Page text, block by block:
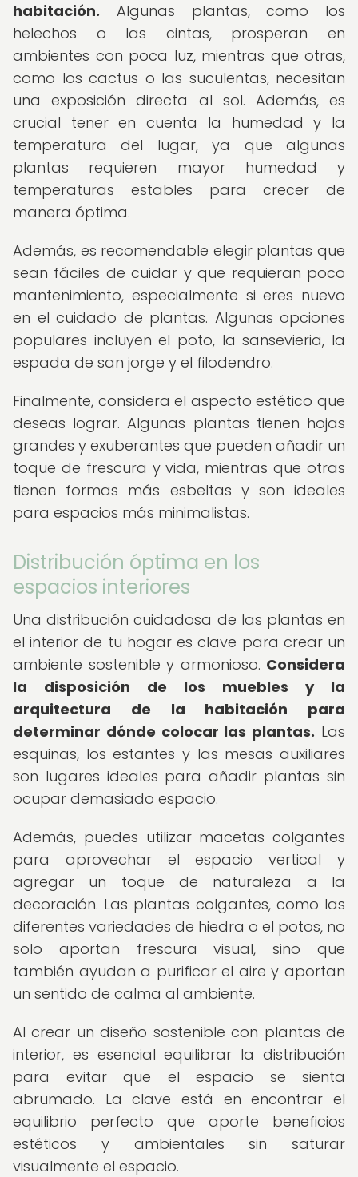
habitación. Algunas plantas, como los
helechos o las cintas, prosperan en
ambientes con poca luz, mientras que otras,
como los cactus o las suculentas, necesitan
una exposición directa al sol. Además, es
crucial tener en cuenta la humedad y la
temperatura del lugar, ya que algunas
plantas requieren mayor humedad y
temperaturas estables para crecer de
manera óptima.
Además, es recomendable elegir plantas que
sean fáciles de cuidar y que requieran poco
mantenimiento, especialmente si eres nuevo
en el cuidado de plantas. Algunas opciones
populares incluyen el poto, la sansevieria, la
espada de san jorge y el filodendro.
Finalmente, considera el aspecto estético que
deseas lograr. Algunas plantas tienen hojas
grandes y exuberantes que pueden añadir un
toque de frescura y vida, mientras que otras
tienen formas más esbeltas y son ideales
para espacios más minimalistas.
Distribución óptima en los
espacios interiores
Una distribución cuidadosa de las plantas en
el interior de tu hogar es clave para crear un
ambiente sostenible y armonioso. Considera
la disposición de los muebles y la
arquitectura de la habitación para
determinar dónde colocar las plantas. Las
esquinas, los estantes y las mesas auxiliares
son lugares ideales para añadir plantas sin
ocupar demasiado espacio.
Además, puedes utilizar macetas colgantes
para aprovechar el espacio vertical y
agregar un toque de naturaleza a la
decoración. Las plantas colgantes, como las
diferentes variedades de hiedra o el potos, no
solo aportan frescura visual, sino que
también ayudan a purificar el aire y aportan
un sentido de calma al ambiente.
Al crear un diseño sostenible con plantas de
interior, es esencial equilibrar la distribución
para evitar que el espacio se sienta
abrumado. La clave está en encontrar el
equilibrio perfecto que aporte beneficios
estéticos y ambientales sin saturar
visualmente el espacio.